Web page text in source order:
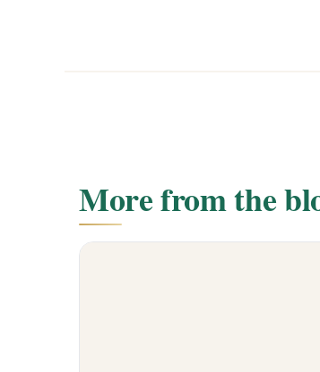
More from the